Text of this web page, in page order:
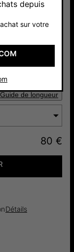
Vermeil
18cts
135 €
Guide de longueur
80 €
Détails
depuis
sur votre